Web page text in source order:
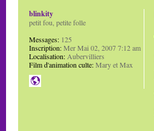
blinkity
petit fou, petite folle
Messages: 125
Inscription:Mer Mai 02, 2007 7:12 am
Localisation: Aubervilliers
Film d'animation culte:Mary et Max